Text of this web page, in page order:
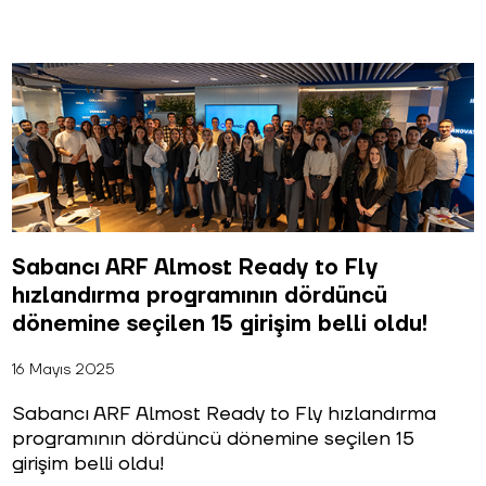
Sabancı ARF Almost Ready to Fly
hızlandırma programının dördüncü
dönemine seçilen 15 girişim belli oldu!
16 Mayıs 2025
Sabancı ARF Almost Ready to Fly hızlandırma
programının dördüncü dönemine seçilen 15
girişim belli oldu!